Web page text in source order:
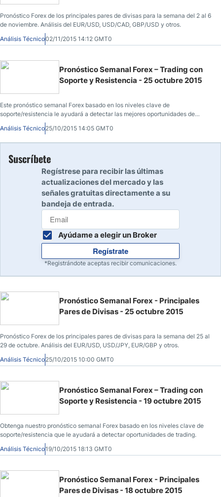
Pronóstico Forex de los principales pares de divisas para la semana del 2 al 6
de noviembre. Análisis del EUR/USD, USD/CAD, GBP/USD y otros.
Análisis Técnico02/11/2015 14:12 GMT0
Pronóstico Semanal Forex – Trading con
Soporte y Resistencia - 25 octubre 2015
Este pronóstico semanal Forex basado en los niveles clave de
soporte/resistencia le ayudará a detectar las mejores oportunidades de
Análisis Técnico25/10/2015 14:05 GMT0
Suscríbete
Regístrese para recibir las últimas
actualizaciones del mercado y las
señales gratuitas directamente a su
bandeja de entrada.
Ayúdame a elegir un Broker
Regístrate
*Registrándote aceptas recibir comunicaciones.
Pronóstico Semanal Forex - Principales
Pares de Divisas - 25 octubre 2015
Pronóstico Forex de los principales pares de divisas para la semana del 25 al
29 de octubre. Análisis del EUR/USD, USD/JPY, EUR/GBP y otros.
Análisis Técnico25/10/2015 10:00 GMT0
Pronóstico Semanal Forex – Trading con
Soporte y Resistencia - 19 octubre 2015
Obtenga nuestro pronóstico semanal Forex basado en los niveles clave de
soporte/resistencia que le ayudará a detectar oportunidades de trading.
Análisis Técnico19/10/2015 18:13 GMT0
Pronóstico Semanal Forex - Principales
Pares de Divisas - 18 octubre 2015